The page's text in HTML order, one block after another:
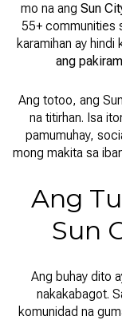
mo na ang Sun
55+ communities
karamihan ay hindi
ang
Ang totoo, ang
na titirhan. Isa
pamumuhay,
mong makita sa
Ang
Sun
Ang buhay dito
nakakabagot.
komunidad na